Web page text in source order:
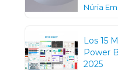
Núria
Los 15
Power
2025